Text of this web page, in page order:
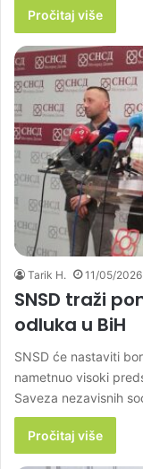
Pročitaj više
Tarik H. 11/05/2026
SNSD traži
odluka u BiH
SNSD će nastaviti
nametnuo visoki
Saveza nezavisnih
Pročitaj više